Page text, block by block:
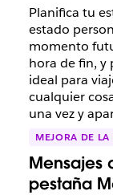
Planifica tu
estado
momento
hora de fin, y
ideal para
cualquier
una vez y
MEJORA DE
Mensajes
pestaña